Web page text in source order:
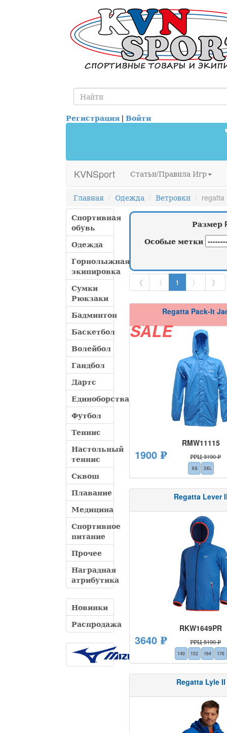
Регистрация | Войти
KVNSport Статьи/Правила Игр
Главная Одежда Ветровки
regatta
Спортивная
обувь
Одежда
Горнолыжная
экипировка
Сумки
Рюкзаки
Бадминтон
Баскетбол
Волейбол
Гандбол
Дартс
Единоборства
Футбол
Теннис
Настольный
теннис
Сквош
Плавание
Медицина
Спортивное
питание
Прочее
Наградная
атрибутика
Новинки
Распродажа
Размер
Особые метки
《 〈 1 〉 》
Regatta Pack-It
SALE
RMW11115
1900 ₽ РРЦ 3190 ₽
XS 3XL
Regatta Lever
RKW1649PR
3640 ₽ РРЦ 5190 ₽
140 152 164 176
Regatta Lyle II